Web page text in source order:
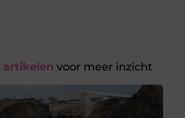
artikelen voor meer inzicht